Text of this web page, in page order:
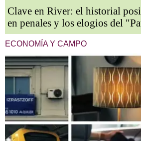
Clave en River: el historial
en penales y los elogios del
ECONOMÍA Y CAMPO